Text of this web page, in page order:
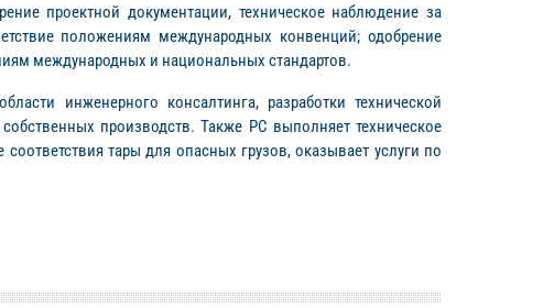
проектной документации, техническое наблюдение за
положениям международных конвенций; одобрение
международных и национальных стандартов.
инженерного консалтинга, разработки технической
производств. Также РС выполняет техническое
тары для опасных грузов, оказывает услуги по